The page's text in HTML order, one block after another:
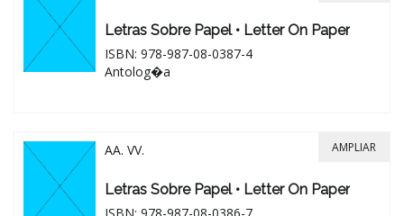
Letras Sobre Papel • Letter On Paper
ISBN: 978-987-08-0387-4
Antolog�a
AA. VV.
Letras Sobre Papel • Letter On Paper
AMPLIAR